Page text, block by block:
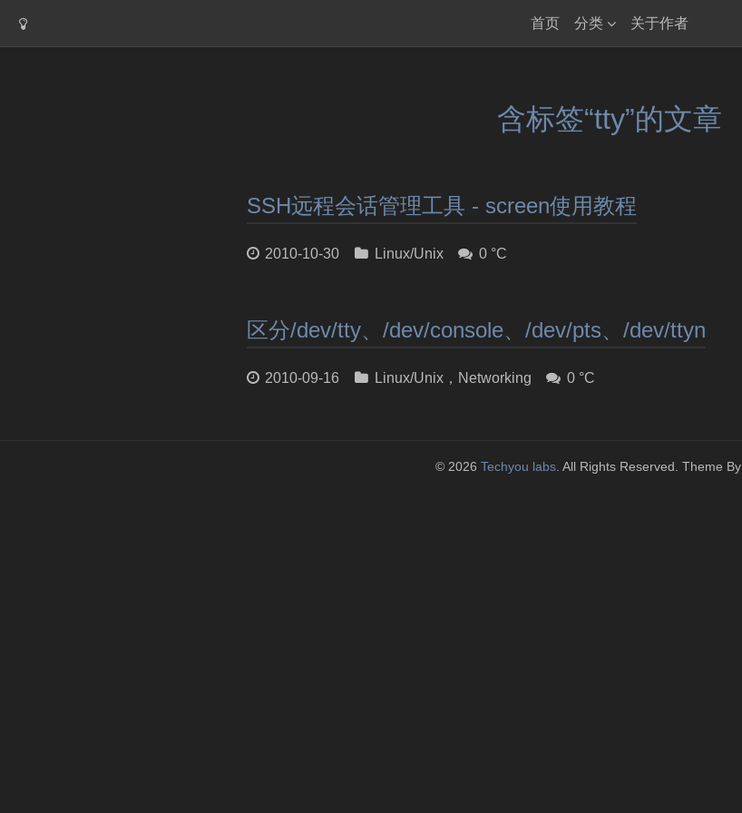
首页 分类 关于作者
含标签“tty”的文章
SSH远程会话管理工具 - screen使用教程
2010-10-30 Linux/Unix 0 °C
区分/dev/tty、/dev/console、/dev/pts、/dev/ttyn
2010-09-16 Linux/Unix， Networking 0 °C
© 2026 Techyou labs . All Rights Reserved. Theme By